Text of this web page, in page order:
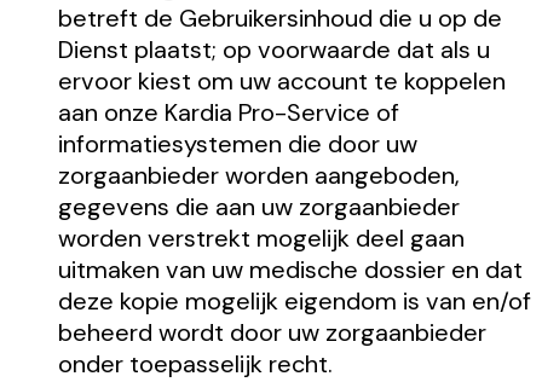
betreft de Gebruikersinhoud die u op de
Dienst plaatst; op voorwaarde dat als u
ervoor kiest om uw account te koppelen
aan onze Kardia Pro-Service of
informatiesystemen die door uw
zorgaanbieder worden aangeboden,
gegevens die aan uw zorgaanbieder
worden verstrekt mogelijk deel gaan
uitmaken van uw medische dossier en dat
deze kopie mogelijk eigendom is van en/of
beheerd wordt door uw zorgaanbieder
onder toepasselijk recht.